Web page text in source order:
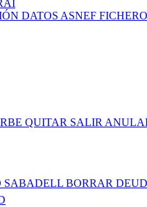
DATOS ASNEF
QUITAR SALIR
BORRAR